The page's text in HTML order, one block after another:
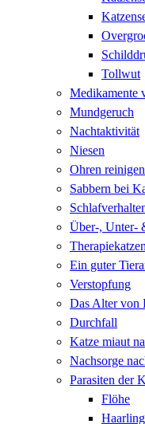
Tollwut
Medikamente
Mundgeruch
Nachtaktivität
Niesen
Ohren reinigen
Sabbern bei
Über-, Unter-
Ein guter
Verstopfung
Das Alter von
Durchfall
Katze miaut
Nachsorge
Parasiten der
Flöhe